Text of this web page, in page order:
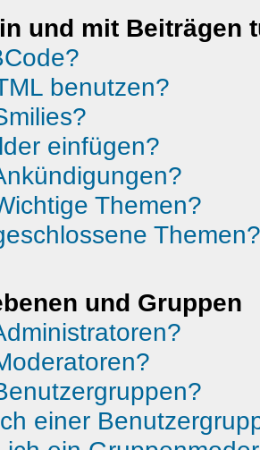
und mit Beiträgen
benutzen?
einfügen?
Themen?
Themen?
und Gruppen
einer